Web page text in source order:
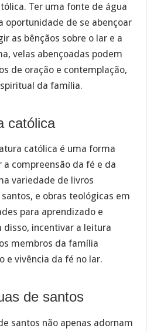
Ter uma fonte de água
oportunidade de se abençoar
as bênçãos sobre o lar e a
velas abençoadas podem
de oração e contemplação,
da família.
católica
católica é uma forma
compreensão da fé e da
variedade de livros
e obras teológicas em
para aprendizado e
incentivar a leitura
membros da família
e vivência da fé no lar.
de santos
santos não apenas adornam